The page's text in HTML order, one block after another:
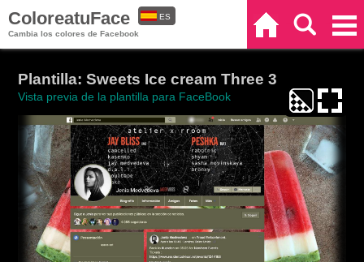
ColoreatuFace
Cambia los colores de Facebook
ES
Plantilla: Sweets Ice cream Three 3
Vista previa de la plantilla para FaceBook